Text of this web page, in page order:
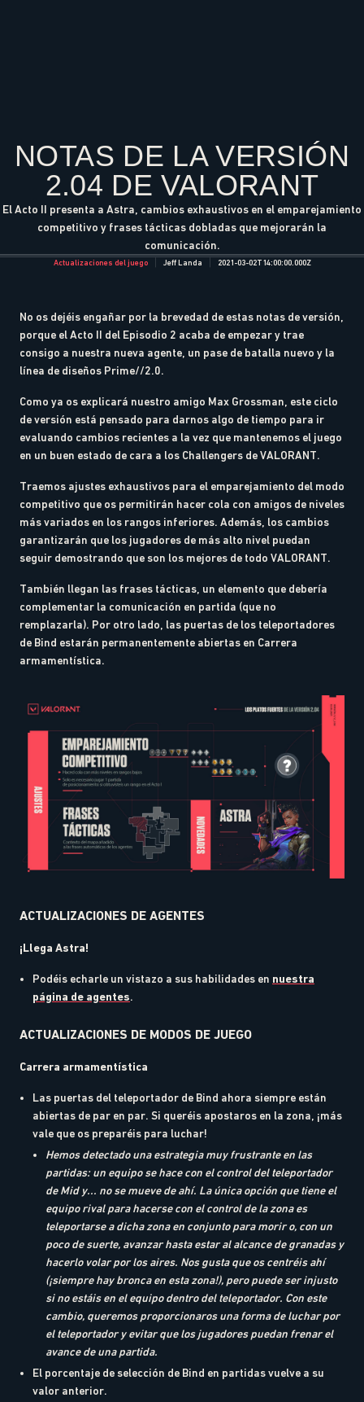
NOTAS DE LA VERSIÓN
2.04 DE VALORANT
El Acto II presenta a Astra, cambios exhaustivos en el emparejamiento
competitivo y frases tácticas dobladas que mejorarán la
comunicación.
Actualizaciones del juego Jeff Landa 2021-03-02T14:00:00.000Z
No os dejéis engañar por la brevedad de estas notas de versión,
porque el Acto II del Episodio 2 acaba de empezar y trae
consigo a nuestra nueva agente, un pase de batalla nuevo y la
línea de diseños Prime//2.0.
Como ya os explicará nuestro amigo Max Grossman, este ciclo
de versión está pensado para darnos algo de tiempo para ir
evaluando cambios recientes a la vez que mantenemos el juego
en un buen estado de cara a los Challengers de VALORANT.
Traemos ajustes exhaustivos para el emparejamiento del modo
competitivo que os permitirán hacer cola con amigos de niveles
más variados en los rangos inferiores. Además, los cambios
garantizarán que los jugadores de más alto nivel puedan
seguir demostrando que son los mejores de todo VALORANT.
También llegan las frases tácticas, un elemento que debería
complementar la comunicación en partida (que no
remplazarla). Por otro lado, las puertas de los teleportadores
de Bind estarán permanentemente abiertas en Carrera
armamentística.
ACTUALIZACIONES DE AGENTES
¡Llega Astra!
Podéis echarle un vistazo a sus habilidades en nuestra
página de agentes.
ACTUALIZACIONES DE MODOS DE JUEGO
Carrera armamentística
Las puertas del teleportador de Bind ahora siempre están
abiertas de par en par. Si queréis apostaros en la zona, ¡más
vale que os preparéis para luchar!
Hemos detectado una estrategia muy frustrante en las
partidas: un equipo se hace con el control del teleportador
de Mid y... no se mueve de ahí. La única opción que tiene el
equipo rival para hacerse con el control de la zona es
teleportarse a dicha zona en conjunto para morir o, con un
poco de suerte, avanzar hasta estar al alcance de granadas y
hacerlo volar por los aires. Nos gusta que os centréis ahí
(¡siempre hay bronca en esta zona!), pero puede ser injusto
si no estáis en el equipo dentro del teleportador. Con este
cambio, queremos proporcionaros una forma de luchar por
el teleportador y evitar que los jugadores puedan frenar el
avance de una partida.
El porcentaje de selección de Bind en partidas vuelve a su
valor anterior.